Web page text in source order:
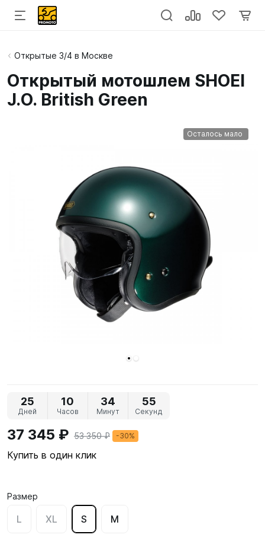
Открытые 3/4 в Москве
Открытый мотошлем SHOEI
J.O. British Green
Осталось мало
25
Дней
10
Часов
34
Минут
55
Секунд
37 345 ₽ 53 350 ₽ -30%
Купить в один клик
Размер
L XL S M